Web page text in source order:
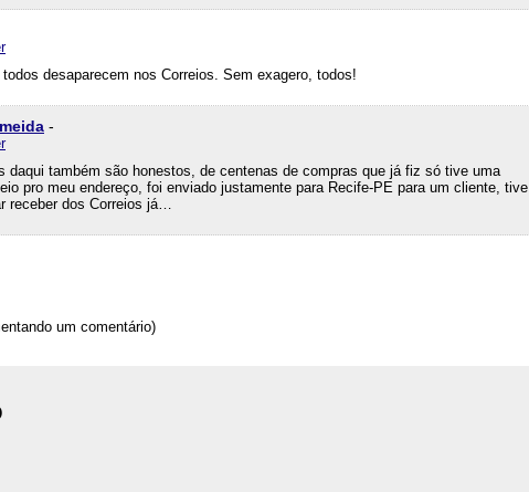
desaparecem nos Correios. Sem exagero, todos!
-
daqui também são honestos, de centenas de compras que já fiz só tive uma
pro meu endereço, foi enviado justamente para Recife-PE para um cliente, tive
receber dos Correios já…
um comentário)